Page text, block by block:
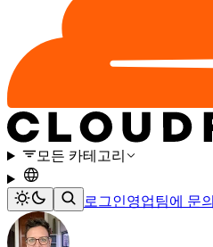
모든 카테고리
로그인영업팀에 문의